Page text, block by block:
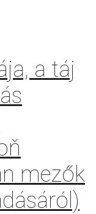
a táj
mezők